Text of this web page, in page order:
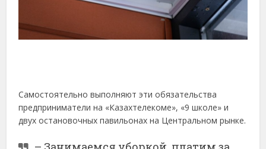
Самостоятельно выполняют эти обязательства
предприниматели на «Казахтелекоме», «9 школе» и
двух остановочных павильонах на Центральном рынке.